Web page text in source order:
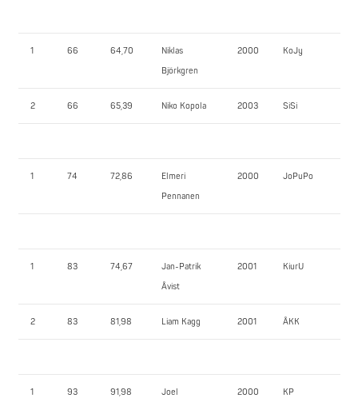
1 66 64,70
Niklas
Björkgren
2000 KoJy
2 66 65,39 Niko Kopola 2003 SiSi
1 74 72,86
Elmeri
Pennanen
2000 JoPuPo
1 83 74,67
Jan-Patrik
Åvist
2001 KiurU
2 83 81,98 Liam Kagg 2001 ÅKK
1 93 91,98
Joel
2000 KP